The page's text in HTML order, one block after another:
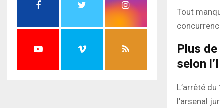
Tout
Plus
selon
L’arrêté
l’arsenal